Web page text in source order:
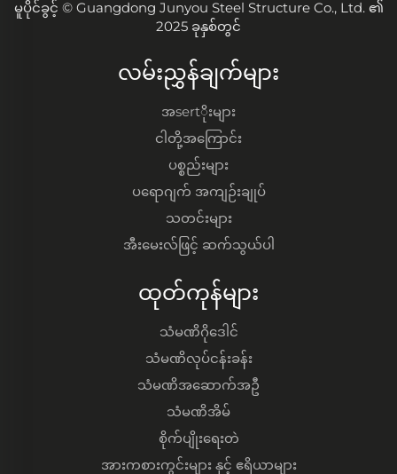
မူပိုင်ခွင့် © Guangdong Junyou Steel Structure Co., Ltd. ၏
2025 ခုနှစ်တွင်
လမ်းညွှန်ချက်များ
အsertိုးများ
ငါတို့အကြောင်း
ပစ္စည်းများ
ပရောဂျက် အကျဉ်းချုပ်
သတင်းများ
အီးမေးလ်ဖြင့် ဆက်သွယ်ပါ
ထုတ်ကုန်များ
သံမဏိဂိုဒေါင်
သံမဏိလုပ်ငန်းခန်း
သံမဏိအဆောက်အဦ
သံမဏိအိမ်
စိုက်ပျိုးရေးတဲ
အားကစားကွင်းများ နှင့် ဧရိယာများ